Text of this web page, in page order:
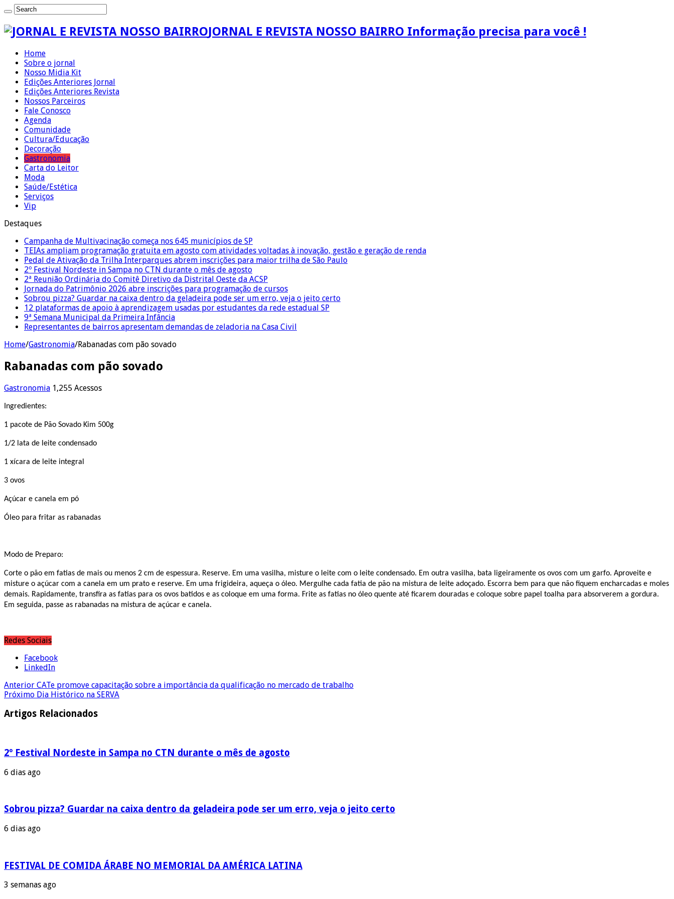
JORNAL E REVISTA NOSSO BAIRRO Informação precisa para você !
Home
Sobre o jornal
Nosso Midia Kit
Edições Anteriores Jornal
Edições Anteriores Revista
Nossos Parceiros
Fale Conosco
Agenda
Comunidade
Cultura/Educação
Decoração
Gastronomia
Carta do Leitor
Moda
Saúde/Estética
Serviços
Vip
Destaques
Campanha de Multivacinação começa nos 645 municípios de SP
TEIAs ampliam programação gratuita em agosto com atividades voltadas à inovação, gestão e geração de renda
Pedal de Ativação da Trilha Interparques abrem inscrições para maior trilha de São Paulo
2º Festival Nordeste in Sampa no CTN durante o mês de agosto
2ª Reunião Ordinária do Comitê Diretivo da Distrital Oeste da ACSP
Jornada do Patrimônio 2026 abre inscrições para programação de cursos
Sobrou pizza? Guardar na caixa dentro da geladeira pode ser um erro, veja o jeito certo
12 plataformas de apoio à aprendizagem usadas por estudantes da rede estadual SP
9ª Semana Municipal da Primeira Infância
Representantes de bairros apresentam demandas de zeladoria na Casa Civil
Home/Gastronomia/Rabanadas com pão sovado
Rabanadas com pão sovado
Gastronomia 1,255 Acessos
Ingredientes:
1 pacote de Pão Sovado Kim 500g
1/2 lata de leite condensado
1 xícara de leite integral
3 ovos
Açúcar e canela em pó
Óleo para fritar as rabanadas
Modo de Preparo:
Corte o pão em fatias de mais ou menos 2 cm de espessura. Reserve. Em uma vasilha, misture o leite com o leite condensado. Em outra vasilha, bata ligeiramente os ovos com um garfo. Aproveite e
misture o açúcar com a canela em um prato e reserve. Em uma frigideira, aqueça o óleo. Mergulhe cada fatia de pão na mistura de leite adoçado. Escorra bem para que não fiquem encharcadas e moles
demais. Rapidamente, transfira as fatias para os ovos batidos e as coloque em uma forma. Frite as fatias no óleo quente até ficarem douradas e coloque sobre papel toalha para absorverem a gordura.
Em seguida, passe as rabanadas na mistura de açúcar e canela.
Redes Sociais
Facebook
LinkedIn
Anterior CATe promove capacitação sobre a importância da qualificação no mercado de trabalho
Próximo Dia Histórico na SERVA
Artigos Relacionados
2º Festival Nordeste in Sampa no CTN durante o mês de agosto
6 dias ago
Sobrou pizza? Guardar na caixa dentro da geladeira pode ser um erro, veja o jeito certo
6 dias ago
FESTIVAL DE COMIDA ÁRABE NO MEMORIAL DA AMÉRICA LATINA
3 semanas ago